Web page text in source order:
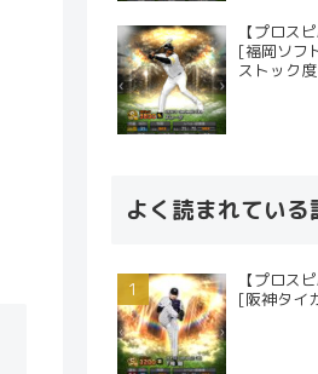
【プロス
[福岡ソフ
ストック度
よく読まれている
【プロス
[阪神タイ